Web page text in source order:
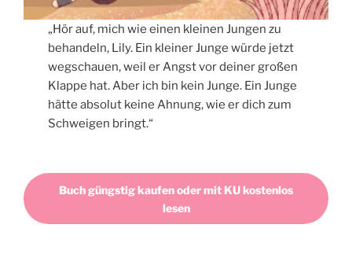
„Hör auf, mich wie einen kleinen Jungen zu
behandeln, Lily. Ein kleiner Junge würde jetzt
wegschauen, weil er Angst vor deiner großen
Klappe hat. Aber ich bin kein Junge. Ein Junge
hätte absolut keine Ahnung, wie er dich zum
Schweigen bringt.“
Buch güngstig kaufen oder mit KU kostenlos
lesen